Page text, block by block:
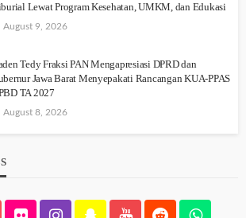
Lewat Program Kesehatan, UMKM, dan Edukasi
August 9, 2026
Tedy Fraksi PAN Mengapresiasi DPRD dan
Jawa Barat Menyepakati Rancangan KUA-PPAS
TA 2027
August 8, 2026